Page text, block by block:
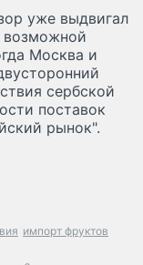
уже выдвигал
возможной
Москва и
сербской
поставок
рынок".
импорт фруктов